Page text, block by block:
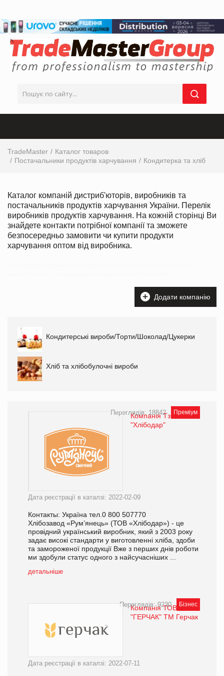
TradeMaster
Каталог товаров
Постачальники продуктів харчування
Кондитерка та хліб
Каталог компаній дистриб'юторів, виробників та
постачальників продуктів харчування України. Перелік
виробників продуктів харчування. На кожній сторінці Ви
знайдете контакти потрібної компанії та зможете
безпосередньо замовити чи купити продукти
харчування оптом від виробника.
Додати компанію
Кондитерські вироби/Торти/Шоколад/Цукерки
Хліб та хлібобулочні вироби
Переглядів: 18842 Преміум
Компанія ТзОВ
"Хлібодар"
Дата реєстрації в каталзі: 2022-02-09
Контакты: Україна тел.0 800 507770
Хлібозавод «Рум’янець» (ТОВ «Хлібодар») - це
провідний український виробник, який з 2003 року
задає високі стандарти у виготовленні хліба, здоби
та замороженої продукції Вже з перших днів роботи
ми здобули статус одного з найсучасніших ...
детальніше
Переглядів: 9230 Бізнес
Компанія ТОВ
"ГЕРЧАК" ТМ Герчак
Дата реєстрації в каталзі: 2022-07-11